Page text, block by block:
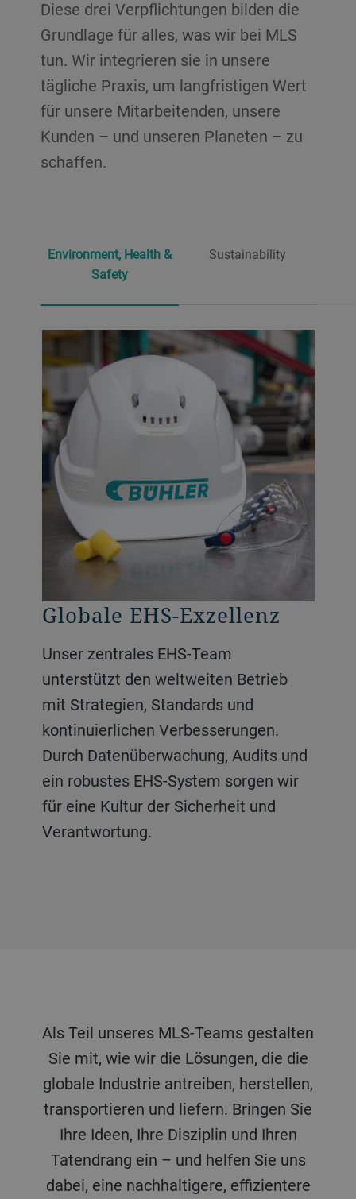
Diese drei Verpflichtungen bilden die
Grundlage für alles, was wir bei MLS
tun. Wir integrieren sie in unsere
tägliche Praxis, um langfristigen Wert
für unsere Mitarbeitenden, unsere
Kunden – und unseren Planeten – zu
schaffen.
Environment, Health &
Safety
Sustainability
Globale EHS-Exzellenz
Unser zentrales EHS-Team
unterstützt den weltweiten Betrieb
mit Strategien, Standards und
kontinuierlichen Verbesserungen.
Durch Datenüberwachung, Audits und
ein robustes EHS-System sorgen wir
für eine Kultur der Sicherheit und
Verantwortung.
Als Teil unseres MLS-Teams gestalten
Sie mit, wie wir die Lösungen, die die
globale Industrie antreiben, herstellen,
transportieren und liefern. Bringen Sie
Ihre Ideen, Ihre Disziplin und Ihren
Tatendrang ein – und helfen Sie uns
dabei, eine nachhaltigere, effizientere